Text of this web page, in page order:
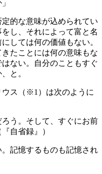
定的な意味が込められてい
し、それによって富と名
しては何の価値もない。
たことには何の意味もな
ない。自分のこともすぐ
と。
ウス（※1）は次のように
ろう。そして、すぐにお前
自省録』）
。記憶するものも記憶され